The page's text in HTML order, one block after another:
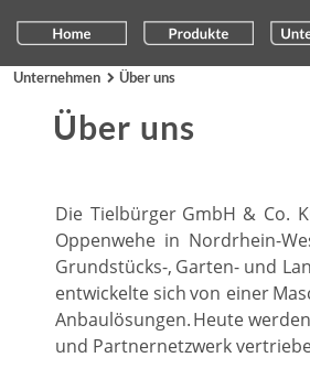
Die Tielbürger GmbH & Co.
Oppenwehe in Nordrhein-
Grundstücks-, Garten- und
entwickeltesich von einer
Anbaulösungen.Heutewerden
und Partnernetzwerk
Über uns
Unternehmen Über uns
